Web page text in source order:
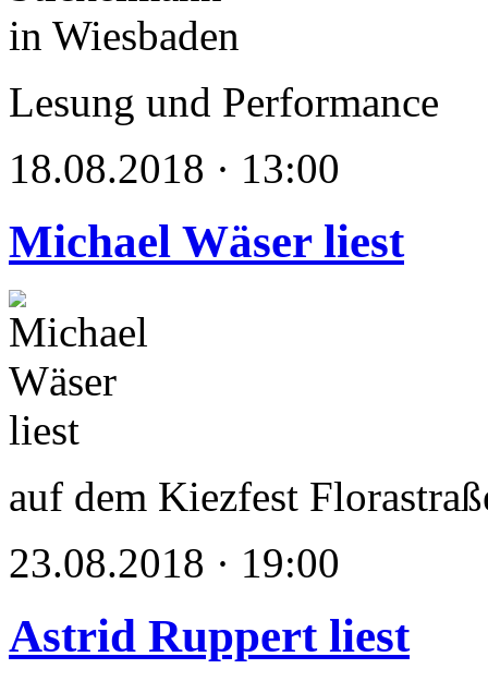
Lesung und Performance
18.08.2018 · 13:00
Michael Wäser liest
auf dem Kiezfest
23.08.2018 · 19:00
Astrid Ruppert liest